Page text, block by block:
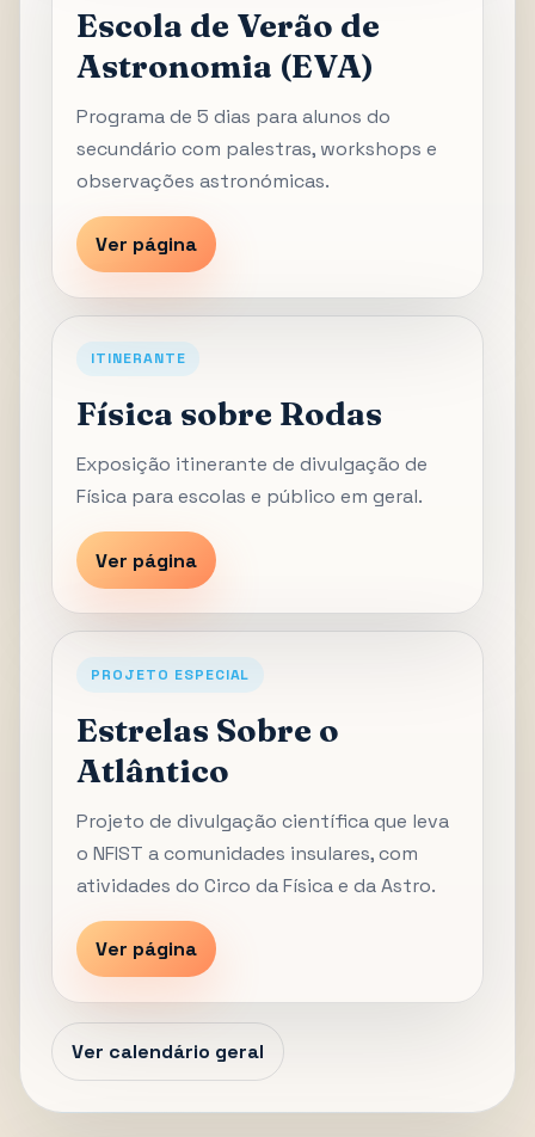
Escola de Verão de
Astronomia (EVA)
Programa de 5 dias para alunos do
secundário com palestras, workshops e
observações astronómicas.
Ver página
ITINERANTE
Física sobre Rodas
Exposição itinerante de divulgação de
Física para escolas e público em geral.
Ver página
PROJETO ESPECIAL
Estrelas Sobre o
Atlântico
Projeto de divulgação científica que leva
o NFIST a comunidades insulares, com
atividades do Circo da Física e da Astro.
Ver página
Ver calendário geral